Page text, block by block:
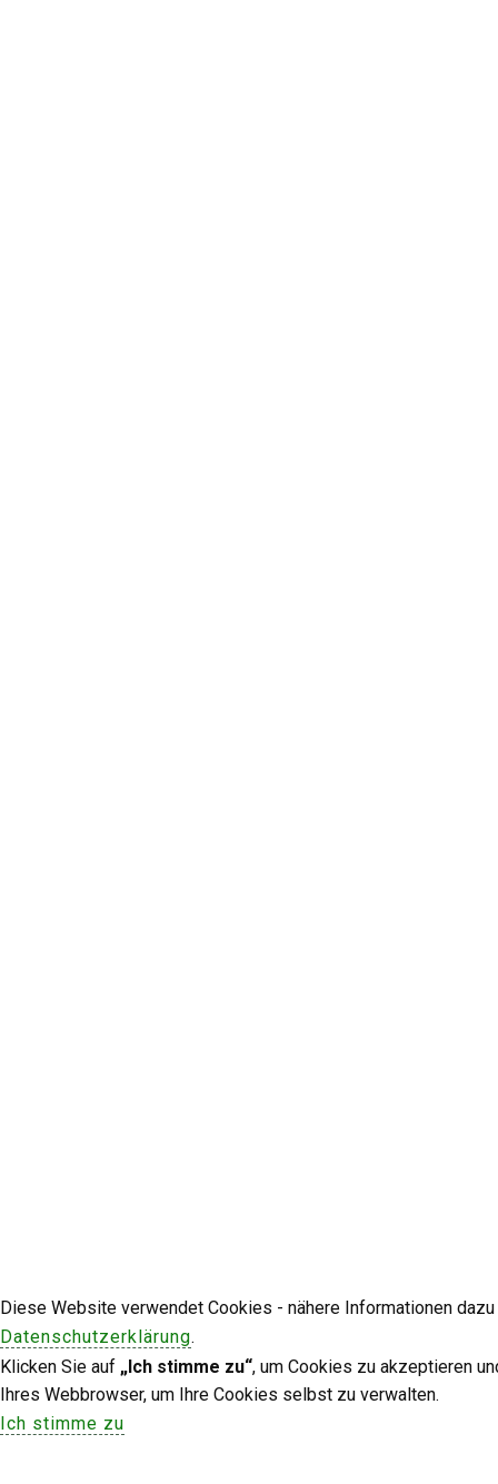
Diese Website verwendet Cookies - nähere Informationen
Datenschutzerklärung.
Klicken Sie auf „Ich stimme zu“, um Cookies zu akzeptieren
Ihres Webbrowser, um Ihre Cookies selbst zu verwalten.
Ich stimme zu